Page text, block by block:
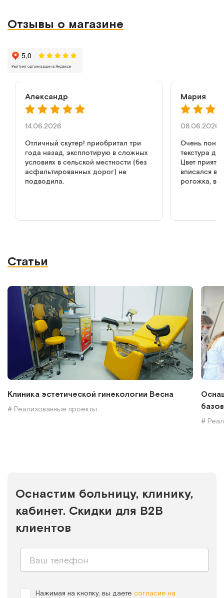
Отзывы о магазине
Александр
14.06.2026
Отличный скутер! приобритал три
года назад, эксплотирую в сложных
условиях в сельской местности (без
асфальтированных дорог) не
подводила.
Мария
08.06.2026
Очень
текстура
Цвет
вписался в
рогожка,
медицине.
Статьи
Клиника эстетической гинекологии Весна
# Реализованные проекты
#
Оснастим больницу, клинику,
кабинет. Скидки для B2B
клиентов
Нажимая на кнопку, вы даете согласие на